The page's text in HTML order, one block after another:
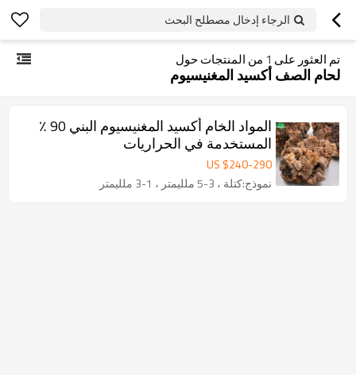
الرجاء إدخال مصطلح البحث
تم العثور على 1 من المنتجات حول
لحام الصف أكسيد المغنيسيوم
المواد الخام أكسيد المغنيسيوم البني 90 ٪
المستخدمة في الحراريات
US $240-290
نموذج:كتلة ، 3-5 ملليمتر ، 1-3 ملليمتر